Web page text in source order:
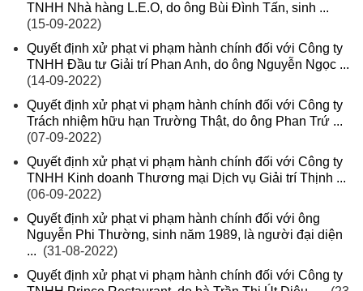
TNHH Nhà hàng L.E.O, do ông Bùi Đình Tấn, sinh ...
(15-09-2022)
Quyết định xử phạt vi phạm hành chính đối với Công ty
TNHH Đầu tư Giải trí Phan Anh, do ông Nguyễn Ngọc ...
(14-09-2022)
Quyết định xử phạt vi phạm hành chính đối với Công ty
Trách nhiệm hữu hạn Trường Thật, do ông Phan Trứ ...
(07-09-2022)
Quyết định xử phạt vi phạm hành chính đối với Công ty
TNHH Kinh doanh Thương mại Dịch vụ Giải trí Thịnh ...
(06-09-2022)
Quyết định xử phạt vi phạm hành chính đối với ông
Nguyễn Phi Thường, sinh năm 1989, là người đại diện
... (31-08-2022)
Quyết định xử phạt vi phạm hành chính đối với Công ty